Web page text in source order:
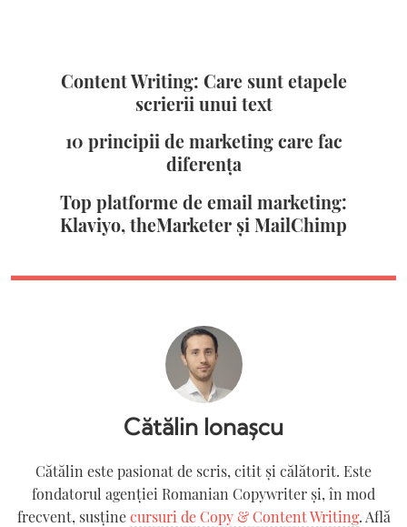
Content Writing: Care sunt etapele
scrierii unui text
10 principii de marketing care fac
diferența
Top platforme de email marketing:
Klaviyo, theMarketer și MailChimp
Cătălin Ionașcu
Cătălin este pasionat de scris, citit și călătorit. Este
fondatorul agenției Romanian Copywriter şi, în mod
frecvent, susținecursuri de Copy & Content Writing. Află